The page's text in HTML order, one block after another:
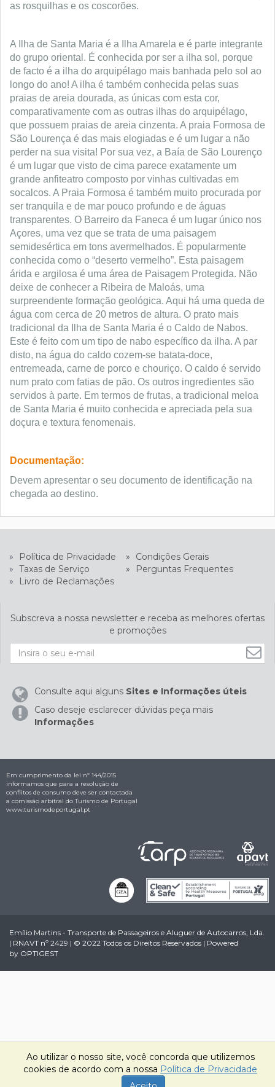
as rosquilhas e os coscorões.
A Ilha de Santa Maria é a Ilha Amarela e é parte integrante
do grupo oriental. É conhecida por ser a ilha sol, porque
de facto é a ilha do arquipélago mais banhada pelo sol ao
longo do ano! A ilha é também conhecida pelas suas
praias de areia dourada, as únicas com esta cor,
comparativamente com as outras ilhas do arquipélago,
que possuem praias de areia cinzenta. A praia Formosa de
São Lourença é das mais elogiadas e é um lugar a não
perder na sua visita! Por sua vez, a Baía de São Lourenço
é um lugar que visto de cima parece exatamente um
grande anfiteatro composto por vinhas cultivadas em
socalcos. A Praia Formosa é também muito procurada por
ser tranquila e de mar pouco profundo e de águas
transparentes. O Barreiro da Faneca é um lugar único nos
Açores, uma vez que se trata de uma paisagem
semidesértica em tons avermelhados. É popularmente
conhecida como o “deserto vermelho”. Esta paisagem
árida e argilosa é uma área de Paisagem Protegida. Não
deixe de conhecer a Ribeira de Maloás, uma
surpreendente formação geológica. Aqui há uma queda de
água com cerca de 20 metros de altura. O prato mais
tradicional da Ilha de Santa Maria é o Caldo de Nabos.
Este é feito com um tipo de nabo específico da ilha. A par
disto, na água do caldo cozem-se batata-doce,
entremeada, carne de porco e chouriço. O caldo é servido
num prato com fatias de pão. Os outros ingredientes são
servidos à parte. Em termos de frutas, a tradicional meloa
de Santa Maria é muito conhecida e apreciada pela sua
doçura e textura fenomenais.
Documentação:
Devem apresentar o seu documento de identificação na
chegada ao destino.
» Política de Privacidade »
Condições Gerais
» Taxas de Serviço »
Perguntas Frequentes
»
Livro de Reclamações
Subscreva a nossa newsletter e receba as melhores ofertas
e promoções
Consulte aqui alguns Sites e Informações úteis
Caso deseje esclarecer dúvidas peça mais
Informações
Em cumprimento da lei nº 144/2015
informamos que para a resolução de
conflitos de consumo deve ser contactada
a comissão arbitral do Turismo de Portugal
www.turismodeportugal.pt
Emílio Martins - Transporte de Passageiros e Aluguer de Autocarros, Lda.
| RNAVT nº 2429 | © 2022 Todos os Direitos Reservados | Powered
by OPTIGEST
Ao utilizar o nosso site, você concorda que utilizemos
cookies de acordo com a nossa Política de Privacidade